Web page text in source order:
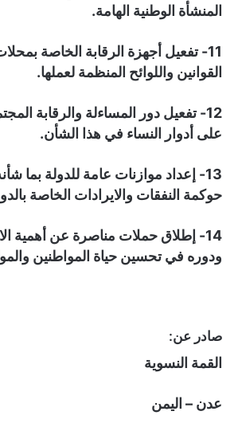
المنشأة الوطنية الهامة.
11- تفعيل أجهزة الرقابة الخاصة
القوانين واللوائح المنظمة لعملها.
12- تفعيل دور المساءلة والرقابة
على أدوار النساء في هذا الشأن.
13- إعداد موازنات عامة للدولة بما
حوكمة النفقات والايرادات الخاصة
14- إطلاق حملات مناصرة عن أهمية
ودوره في تحسين حياة المواطنين
صادر عن:
القمة النسوية
عدن – اليمن